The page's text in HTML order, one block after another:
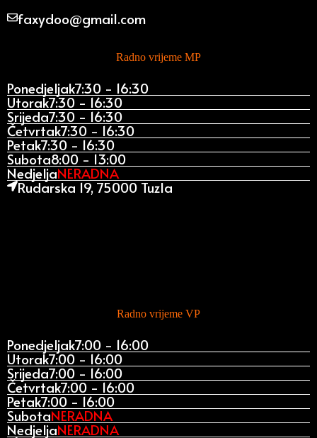
faxydoo@gmail.com
Radno vrijeme MP
Ponedjeljak7:30 - 16:30
Utorak7:30 - 16:30
Srijeda7:30 - 16:30
Četvrtak7:30 - 16:30
Petak7:30 - 16:30
Subota8:00 - 13:00
NedjeljaNERADNA
Rudarska 19, 75000 Tuzla
Radno vrijeme VP
Ponedjeljak7:00 - 16:00
Utorak7:00 - 16:00
Srijeda7:00 - 16:00
Četvrtak7:00 - 16:00
Petak7:00 - 16:00
SubotaNERADNA
NedjeljaNERADNA